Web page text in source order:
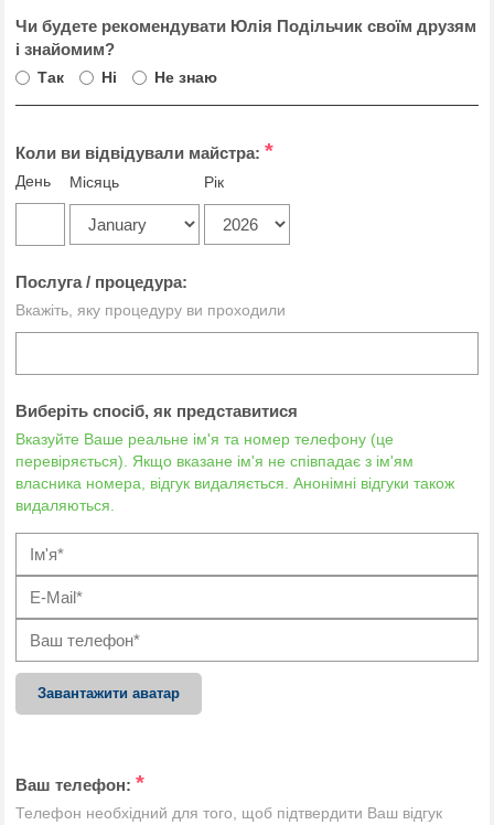
Чи будете рекомендувати Юлія Подільчик своїм друзям
і знайомим?
Так Ні Не знаю
Коли ви відвідували майстра: *
День Місяць Рік
Послуга / процедура:
Вкажіть, яку процедуру ви проходили
Виберіть спосіб, як представитися
Вказуйте Ваше реальне ім'я та номер телефону (це
перевіряється). Якщо вказане ім'я не співпадає з ім'ям
власника номера, відгук видаляється. Анонімні відгуки також
видаляються.
Завантажити аватар
Ваш телефон: *
Телефон необхідний для того, щоб підтвердити Ваш відгук